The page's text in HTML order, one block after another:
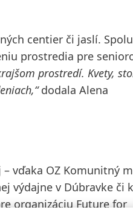
centier či jaslí.
prostredia pre
prostredí. Kvety,
dodala Alena
vďaka OZ Komunitný
výdajne v Dúbravke či k
organizáciuFuture for